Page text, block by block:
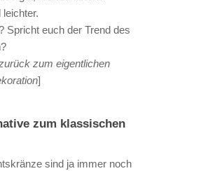
leichter.
Spricht euch der Trend des
zum eigentlichen
]
zum klassischen
sind ja immer noch